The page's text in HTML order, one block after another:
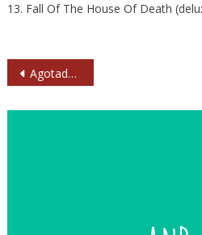
13. Fall Of The House Of Death
Navegación
Agotadas las entradas para Simple Minds en Madrid